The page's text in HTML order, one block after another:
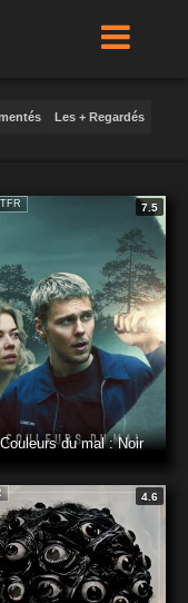
Les + Regardés
7.5
du mal : Noir
4.6